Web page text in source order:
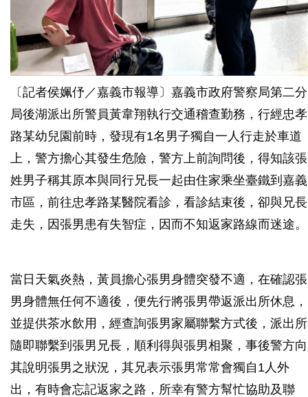
〔記者侯姵伃／嘉義市報導〕嘉義市政府警察局第二分
局後湖派出所警員黃韋翔執行交通稽查勤務，行經忠孝
路某幼兒園前時，發現有1名男子獨自一人行走於車道
上，警方擔心其發生危險，警方上前詢問後，得知該張
姓男子稱其原本與同行兄長一起由住家乘坐臺鐵到嘉義
市區，前往忠孝路某醫院看診，看診結束後，卻與兄長
走失，因張男患有失智症，因而不知返家路線而迷途。
當日天氣炎熱，黃員擔心張男身體突發不適，在確認張
男身體無任何不適後，便先行將張男帶返派出所休息，
並提供茶水飲用，經查詢張男家屬聯繫方式後，派出所
隨即聯繫到張男兄長，順利得與張男相聚，事後警方向
其說明張男之狀況，其兄表示張男常常會獨自1人外
出，有時會忘記返家之路，所幸有警方幫忙協助及聯